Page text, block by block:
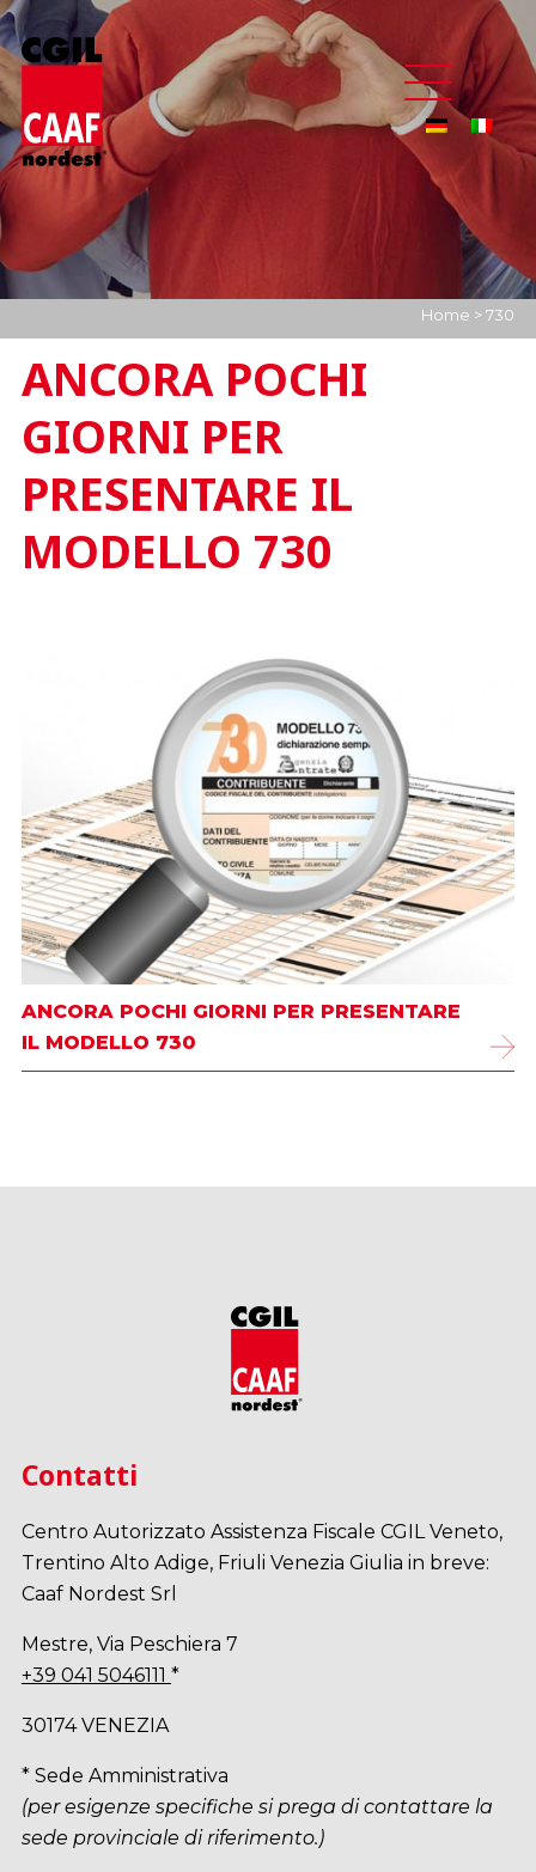
Home >730
ANCORA POCHI
GIORNI PER
PRESENTARE IL
MODELLO 730
ANCORA POCHI GIORNI PER PRESENTARE
IL MODELLO 730
Contatti
Centro Autorizzato Assistenza Fiscale CGIL Veneto,
Trentino Alto Adige, Friuli Venezia Giulia in breve:
Caaf Nordest Srl
Mestre, Via Peschiera 7
+39 041 5046111 *
30174 VENEZIA
* Sede Amministrativa
(per esigenze specifiche si prega di contattare la
sede provinciale di riferimento.)